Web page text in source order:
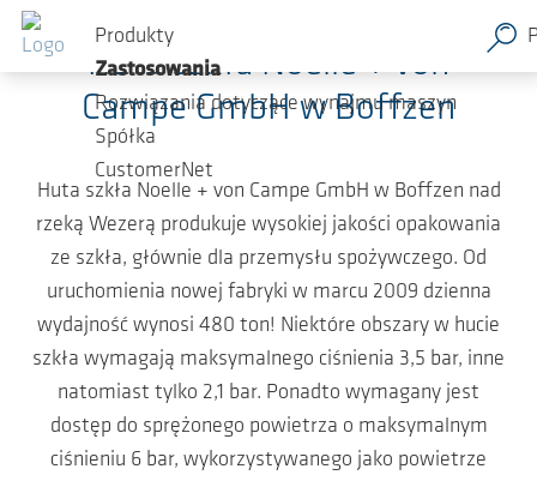
Przejdź do głównej zawartości
Produkty
Zastosowania
Rozwiązania dotyczące wynajmu maszyn
Spółka
CustomerNet
Huta szkła Noelle + von
Campe GmbH w Boffzen
Huta szkła Noelle + von Campe GmbH w Boffzen nad
rzeką Wezerą produkuje wysokiej jakości opakowania
ze szkła, głównie dla przemysłu spożywczego. Od
uruchomienia nowej fabryki w marcu 2009 dzienna
wydajność wynosi 480 ton! Niektóre obszary w hucie
szkła wymagają maksymalnego ciśnienia 3,5 bar, inne
natomiast tylko 2,1 bar. Ponadto wymagany jest
dostęp do sprężonego powietrza o maksymalnym
ciśnieniu 6 bar, wykorzystywanego jako powietrze